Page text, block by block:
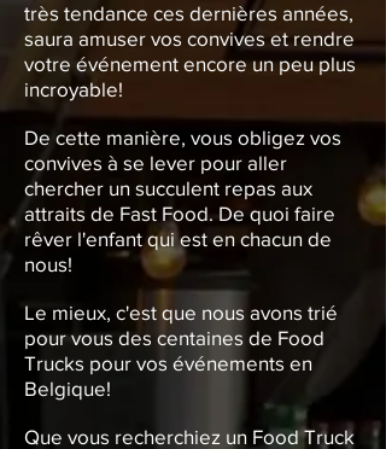
très tendance ces dernières années,
saura amuser vos convives et rendre
votre événement encore un peu plus
incroyable!
De cette manière, vous obligez vos
convives à se lever pour aller
chercher un succulent repas aux
attraits de Fast Food. De quoi faire
rêver l'enfant qui est en chacun de
nous!
Le mieux, c'est que nous avons trié
pour vous des centaines de Food
Trucks pour vos événements en
Belgique!
Que vous recherchiez un Food Truck